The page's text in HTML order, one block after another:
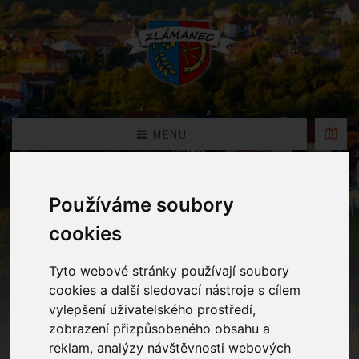
Používáme soubory
cookies
Tyto webové stránky používají soubory
cookies a další sledovací nástroje s cílem
vylepšení uživatelského prostředí,
zobrazení přizpůsobeného obsahu a
reklam, analýzy návštěvnosti webových
MENU
Oznámení
Home Oznámení
Výsledky přijímacího řízení k
předškolnímu vzdělávání pro